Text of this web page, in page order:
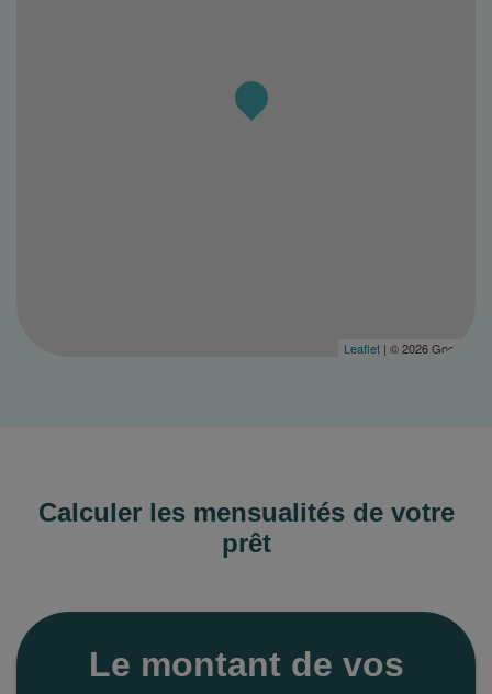
Leaflet | © 2026 Google
Calculer les mensualités de votre
prêt
Le montant de vos